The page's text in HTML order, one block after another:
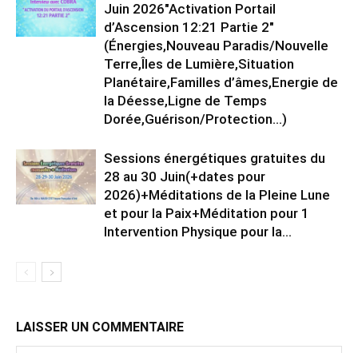
Juin 2026″Activation Portail
d’Ascension 12:21 Partie 2″
(Énergies,Nouveau Paradis/Nouvelle
Terre,Îles de Lumière,Situation
Planétaire,Familles d’âmes,Energie de
la Déesse,Ligne de Temps
Dorée,Guérison/Protection…)
Sessions énergétiques gratuites du
28 au 30 Juin(+dates pour
2026)+Méditations de la Pleine Lune
et pour la Paix+Méditation pour 1
Intervention Physique pour la...
LAISSER UN COMMENTAIRE